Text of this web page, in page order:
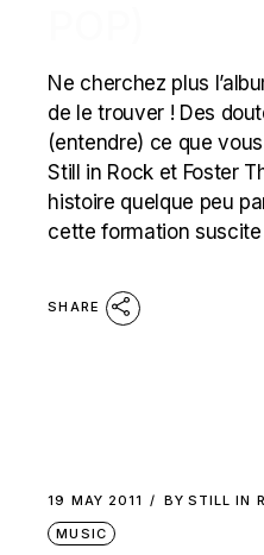
Ne cherchez plus
de le trouver ! Des
(entendre) ce que
Still in Rock et Foster
histoire quelque peu
cette formation suscite
SHARE
19 MAY 2011 BY STILL IN
MUSIC